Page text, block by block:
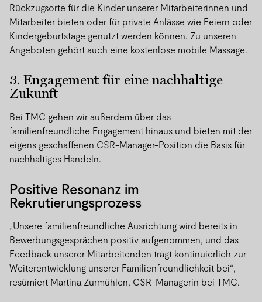
Rückzugsorte für die Kinder unserer Mitarbeiterinnen und
Mitarbeiter bieten oder für private Anlässe wie Feiern oder
Kindergeburtstage genutzt werden können. Zu unseren
Angeboten gehört auch eine kostenlose mobile Massage.
3. Engagement für eine nachhaltige
Zukunft
Bei TMC gehen wir außerdem über das
familienfreundliche Engagement hinaus und bieten mit der
eigens geschaffenen CSR-Manager-Position die Basis für
nachhaltiges Handeln.
Positive Resonanz im
Rekrutierungsprozess
„Unsere familienfreundliche Ausrichtung wird bereits in
Bewerbungsgesprächen positiv aufgenommen, und das
Feedback unserer Mitarbeitenden trägt kontinuierlich zur
Weiterentwicklung unserer Familienfreundlichkeit bei“,
resümiert Martina Zurmühlen, CSR-Managerin bei TMC.